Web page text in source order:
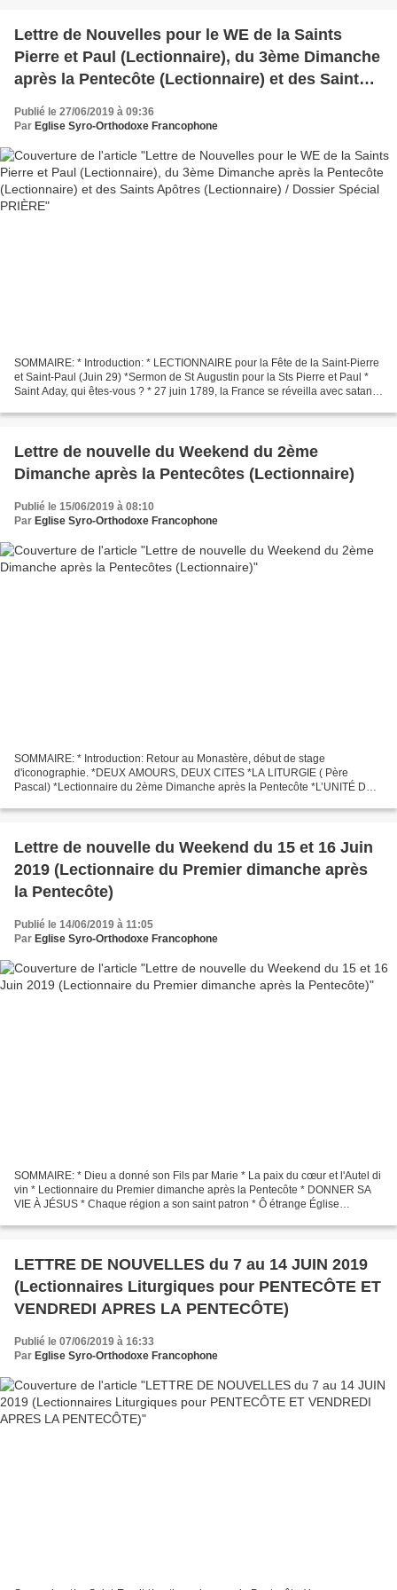
Lettre de Nouvelles pour le WE de la Saints
Pierre et Paul (Lectionnaire), du 3ème Dimanche
après la Pentecôte (Lectionnaire) et des Saints
Publié le 27/06/2019 à 09:36
Par Eglise Syro-Orthodoxe Francophone
SOMMAIRE: * Introduction: * LECTIONNAIRE pour la Fête de la Saint-Pierre
et Saint-Paul (Juin 29) *Sermon de St Augustin pour la Sts Pierre et Paul *
Saint Aday, qui êtes-vous ? * 27 juin 1789, la France se réveilla avec satan
Lettre de nouvelle du Weekend du 2ème
Dimanche après la Pentecôtes (Lectionnaire)
Publié le 15/06/2019 à 08:10
Par Eglise Syro-Orthodoxe Francophone
SOMMAIRE: * Introduction: Retour au Monastère, début de stage
d'iconographie. *DEUX AMOURS, DEUX CITES *LA LITURGIE ( Père
Pascal) *Lectionnaire du 2ème Dimanche après la Pentecôte *L’UNITÉ DE
MASKINE...
Lettre de nouvelle du Weekend du 15 et 16 Juin
2019 (Lectionnaire du Premier dimanche après
la Pentecôte)
Publié le 14/06/2019 à 11:05
Par Eglise Syro-Orthodoxe Francophone
SOMMAIRE: * Dieu a donné son Fils par Marie * La paix du cœur et l'Autel di
vin * Lectionnaire du Premier dimanche après la Pentecôte * DONNER SA
VIE À JÉSUS * Chaque région a son saint patron * Ô étrange Église
LETTRE DE NOUVELLES du 7 au 14 JUIN 2019
(Lectionnaires Liturgiques pour PENTECÔTE ET
VENDREDI APRES LA PENTECÔTE)
Publié le 07/06/2019 à 16:33
Par Eglise Syro-Orthodoxe Francophone